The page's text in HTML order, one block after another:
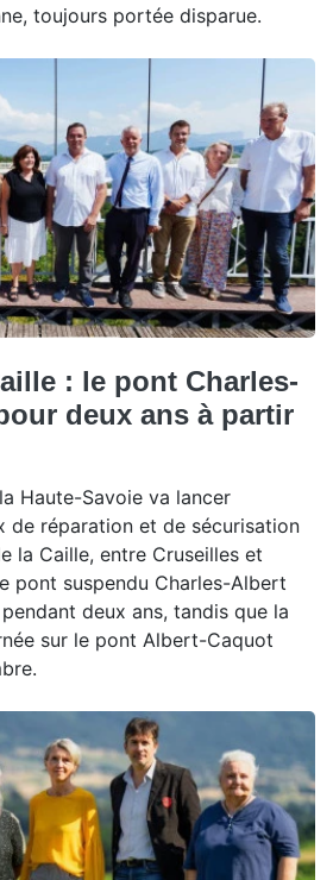
toujours portée disparue.
: le pont Charles-
deux ans à partir
Haute-Savoie va lancer
de réparation et de sécurisation
la Caille, entre Cruseilles et
pont suspendu Charles-Albert
deux ans, tandis que la
sur le pont Albert-Caquot